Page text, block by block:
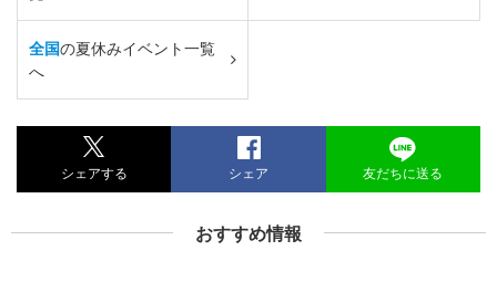
全国の夏休みイベント一覧
へ
シェアする シェア 友だちに送る
おすすめ情報